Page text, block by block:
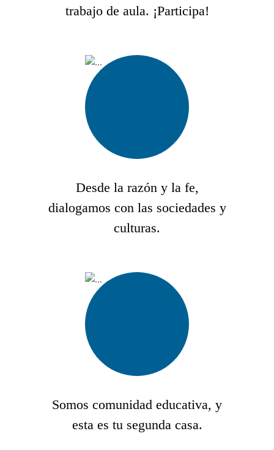
trabajo de aula. ¡Participa!
Desde la razón y la fe,
dialogamos con las sociedades y
culturas.
Somos comunidad educativa, y
esta es tu segunda casa.